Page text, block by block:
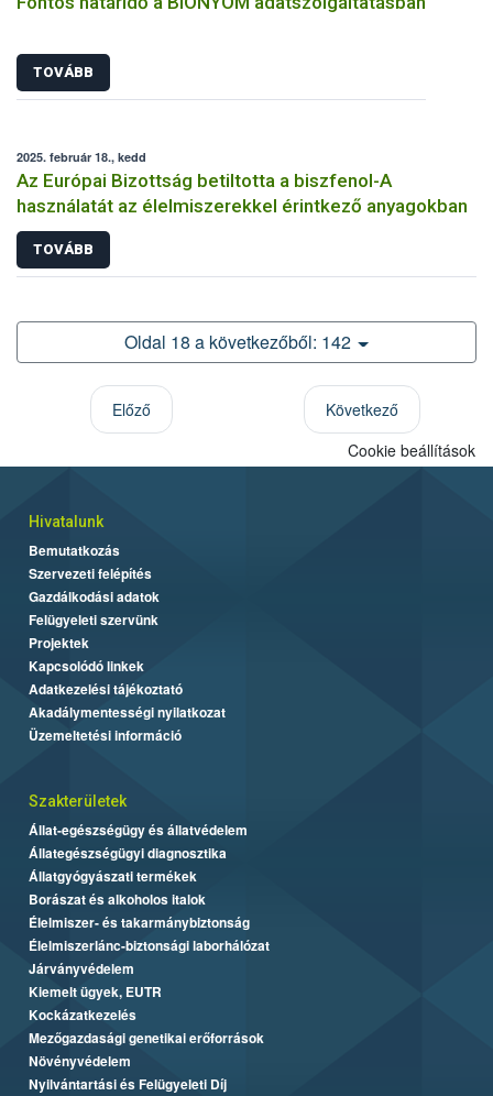
TOVÁBB
2025. február 18., kedd
Az Európai Bizottság betiltotta a biszfenol-A
használatát az élelmiszerekkel érintkező anyagokban
TOVÁBB
Oldal 18 a következőből: 142
Előző
Következő
Cookie beállítások
Hivatalunk
Bemutatkozás
Szervezeti felépítés
Gazdálkodási adatok
Felügyeleti szervünk
Projektek
Kapcsolódó linkek
Adatkezelési tájékoztató
Akadálymentességi nyilatkozat
Üzemeltetési információ
Szakterületek
Állat-egészségügy és állatvédelem
Állategészségügyi diagnosztika
Állatgyógyászati termékek
Borászat és alkoholos italok
Élelmiszer- és takarmánybiztonság
Élelmiszerlánc-biztonsági laborhálózat
Járványvédelem
Kiemelt ügyek, EUTR
Kockázatkezelés
Mezőgazdasági genetikai erőforrások
Növényvédelem
Nyilvántartási és Felügyeleti Díj